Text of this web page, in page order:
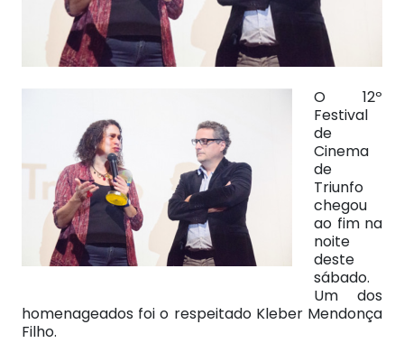
O 12º
Festival
de
Cinema
de
Triunfo
chegou
ao fim na
noite
deste
sábado.
Um dos
homenageados foi o respeitado Kleber Mendonça
Filho.